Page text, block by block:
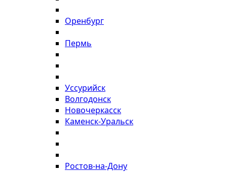
Оренбург
Пермь
Уссурийск
Волгодонск
Новочеркасск
Каменск-Уральск
Ростов-на-Дону